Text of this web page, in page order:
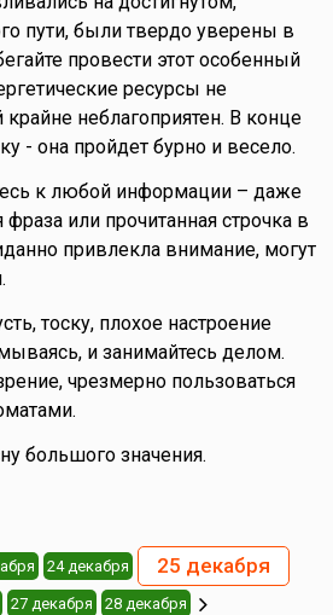
пути, были твердо уверены в
провести этот особенный
ресурсы не
неблагоприятен. В конце
- она пройдет бурно и весело.
к любой информации – даже
или прочитанная строчка в
привлекла внимание, могут
тоску, плохое настроение
и занимайтесь делом.
чрезмерно пользоваться
большого значения.
24 декабря 25 декабря
27 декабря 28 декабря